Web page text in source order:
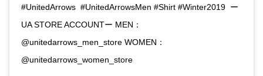
#UnitedArrows #UnitedArrowsMen #Shirt #Winter2019 ー
UA STORE ACCOUNTー MEN：
@unitedarrows_men_store WOMEN：
@unitedarrows_women_store